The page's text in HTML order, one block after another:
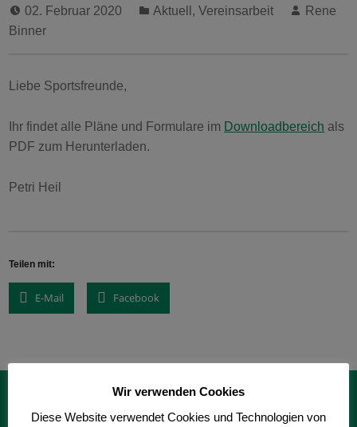
02. Februar 2020 Aktuell ,Vereinsarbeit
Rene
Binner
Liebe Sportsfreunde,
Ihr findet alle Pläne und Formulare im Downloadbereich als
PDF zum Herunterladen.
Petri Heil
Teilen mit:
E-Mail Facebook
navigation
Wir verwenden Cookies
Diese Website verwendet Cookies und Technologien von